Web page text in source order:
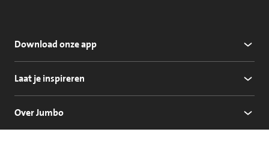
Download onze app
Laat je inspireren
Over Jumbo